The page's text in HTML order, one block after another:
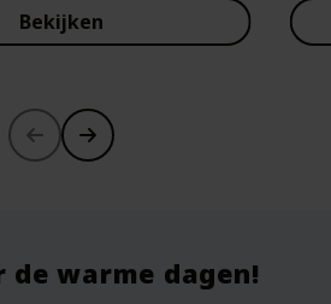
Bekijken
de warme dagen!